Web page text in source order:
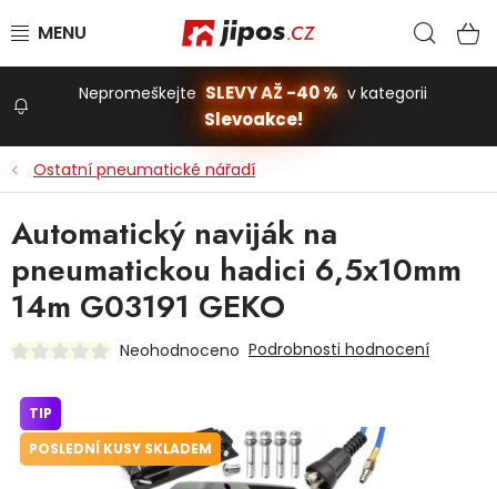
Stavba a dům
Dílna
Domácnost
Nepromeškejte SLEVY AŽ -40 % v kategorii
Slevoakce!
Ostatní pneumatické nářadí
Automatický naviják na
pneumatickou hadici 6,5x10mm
14m G03191 GEKO
Neohodnoceno Podrobnosti hodnocení
TIP
POSLEDNÍ KUSY SKLADEM